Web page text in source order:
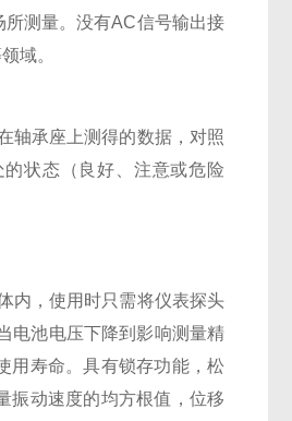
测量。没有AC信号输出接
域。
轴承座上测得的数据，对照
状态（良好、注意或危险
内，使用时只需将仪表探头
电池电压下降到影响测量精
用寿命。具有锁存功能，松
振动速度的均方根值，位移